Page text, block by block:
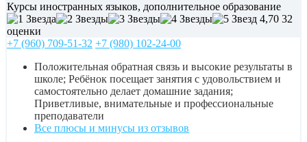
Курсы иностранных языков, дополнительное образование
4,70 32
оценки
+7 (960) 709-51-32 +7 (980) 102-24-00
Положительная обратная связь и высокие результаты в
школе; Ребёнок посещает занятия с удовольствием и
самостоятельно делает домашние задания;
Приветливые, внимательные и профессиональные
преподаватели
Все плюсы и минусы из отзывов